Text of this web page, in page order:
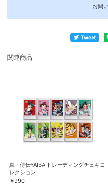
お問
関連商品
真・侍伝YAIBA トレーディングチェキコ
レクション
￥990